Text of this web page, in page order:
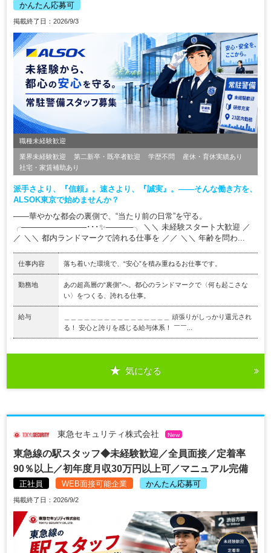
かんたん応募可
掲載終了日：2026/9/3
職種未経験歓迎
業界未経験歓迎 第二新卒・既卒者歓迎 学歴不問
産休・育休実績あり
社宅・家賃補助あり
派手さより、『信頼』。速さより、『誠実』。――そんな働き方を、
ALSOK東京で始めませんか？
――華やかな都会の裏側で、“当たり前の日常”を守る。
╭────────────･･･✨─────╮ ＼＼ 未経験スタート大歓迎 ／
／ ＼＼ 都内ランドマークで誇れる仕事を ／／ ＼＼ 年齢を問わ...
仕事内容 落ち着いた環境で、“安心”を積み重ねるお仕事です。
勤務地
あの超高層の“裏側”へ。都心のランドマークで〈何も起こさな
い〉をつくる、誇れる仕事。
給与
＿＿＿＿＿＿＿＿＿＿＿＿＿＿＿＿ 頑張りがしっかり還元され
る！ 安心と誇りを感じる給与体系！ ￣￣...
気になる
東急セキュリティ株式会社 New
東急線の駅スタッフ◆未経験歓迎／全員面接／定着率
90％以上／初年度月収30万円以上可／マニュアル完備
正社員 WEB面接可能企業 かんたん応募可
掲載終了日：2026/9/2